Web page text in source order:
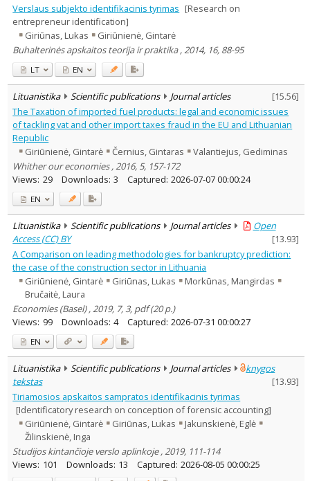
Verslaus subjekto identifikacinis tyrimas [Research on
entrepreneur identification]
Giriūnas, Lukas
Giriūnienė, Gintarė
Buhalterinės apskaitos teorija ir praktika , 2014, 16, 88-95
LT EN
Lituanistika Scientific publications Journal articles [15.56]
The Taxation of imported fuel products: legal and economic issues
of tackling vat and other import taxes fraud in the EU and Lithuanian
Republic
Giriūnienė, Gintarė
Černius, Gintaras
Valantiejus, Gediminas
Whither our economies , 2016, 5, 157-172
Views: 29 Downloads: 3 Captured: 2026-07-07 00:00:24
EN
Lituanistika Scientific publications Journal articles
Open
Access (CC) BY
[13.93]
A Comparison on leading methodologies for bankruptcy prediction:
the case of the construction sector in Lithuania
Giriūnienė, Gintarė
Giriūnas, Lukas
Morkūnas, Mangirdas
Bručaitė, Laura
Economies (Basel) , 2019, 7, 3, pdf (20 p.)
Views: 99 Downloads: 4 Captured: 2026-07-31 00:00:27
EN
Lituanistika Scientific publications Journal articles
knygos
tekstas
[13.93]
Tiriamosios apskaitos sampratos identifikacinis tyrimas
[Identificatory research on conception of forensic accounting]
Giriūnienė, Gintarė
Giriūnas, Lukas
Jakunskienė, Eglė
Žilinskienė, Inga
Studijos kintančioje verslo aplinkoje , 2019, 111-114
Views: 101 Downloads: 13 Captured: 2026-08-05 00:00:25